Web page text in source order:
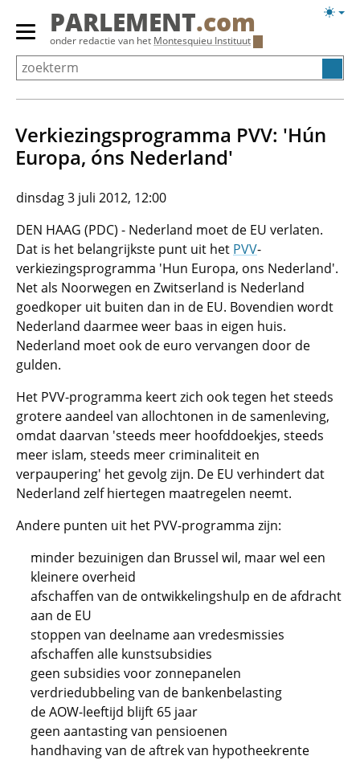
Overslaan
Primair
menu
tonen/verbergen
PARLEMENT.com
onder redactie van het Montesquieu Instituut
Verkiezingsprogramma PVV: 'Hún
Europa, óns Nederland'
dinsdag 3 juli 2012, 12:00
DEN HAAG (PDC) - Nederland moet de EU verlaten.
Dat is het belangrijkste punt uit het PVV-
verkiezingsprogramma 'Hun Europa, ons Nederland'.
Net als Noorwegen en Zwitserland is Nederland
goedkoper uit buiten dan in de EU. Bovendien wordt
Nederland daarmee weer baas in eigen huis.
Nederland moet ook de euro vervangen door de
gulden.
Het PVV-programma keert zich ook tegen het steeds
grotere aandeel van allochtonen in de samenleving,
omdat daarvan 'steeds meer hoofddoekjes, steeds
meer islam, steeds meer criminaliteit en
verpaupering' het gevolg zijn. De EU verhindert dat
Nederland zelf hiertegen maatregelen neemt.
Andere punten uit het PVV-programma zijn:
minder bezuinigen dan Brussel wil, maar wel een
kleinere overheid
afschaffen van de ontwikkelingshulp en de afdracht
aan de EU
stoppen van deelname aan vredesmissies
afschaffen alle kunstsubsidies
geen subsidies voor zonnepanelen
verdriedubbeling van de bankenbelasting
de AOW-leeftijd blijft 65 jaar
geen aantasting van pensioenen
handhaving van de aftrek van hypotheekrente